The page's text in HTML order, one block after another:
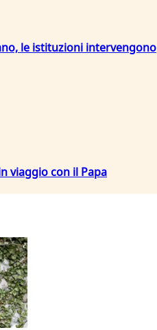
le istituzioni intervengono
viaggio con il Papa